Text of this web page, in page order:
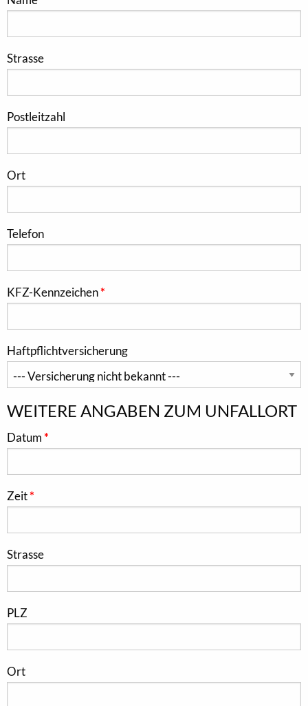
Strasse
Postleitzahl
Ort
Telefon
KFZ-Kennzeichen
Haftpflichtversicherung
WEITERE ANGABEN ZUM UNFALLORT
Datum
Zeit
Strasse
PLZ
Ort